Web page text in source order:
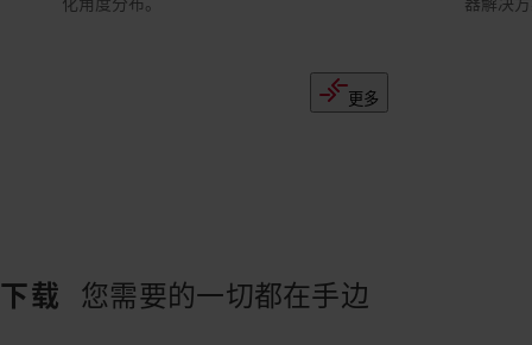
更多
下载 您需要的一切都在手边